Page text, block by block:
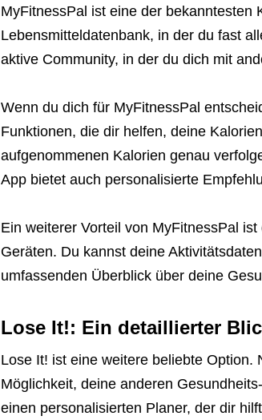
MyFitnessPal ist eine der bekanntesten
Lebensmitteldatenbank, in der du fast
aktive Community, in der du dich mit
Wenn du dich für MyFitnessPal
Funktionen, die dir helfen, deine
aufgenommenen Kalorien genau
App bietet auch personalisierte
Ein weiterer Vorteil von MyFitnessPal
Geräten. Du kannst deine
umfassenden Überblick über deine
Lose It!: Ein detaillierter
Lose It! ist eine weitere beliebte
Möglichkeit, deine anderen
einen personalisierten Planer, der dir